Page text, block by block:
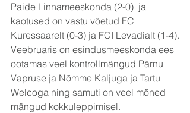
Paide Linnameeskonda (2-0)  ja
kaotused on vastu võetud FC
Kuressaarelt (0-3) ja FCI Levadialt (1-4).
Veebruaris on esindusmeeskonda ees
ootamas veel kontrollmängud Pärnu
Vapruse ja Nõmme Kaljuga ja Tartu
Welcoga ning samuti on veel mõned
mängud kokkuleppimisel.